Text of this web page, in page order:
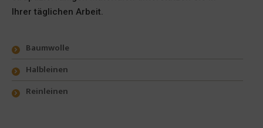
Ihrer täglichen Arbeit.
Baumwolle
Halbleinen
Reinleinen